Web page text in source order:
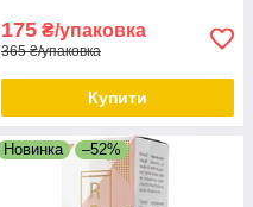
175 ₴/упаковка
365 ₴/упаковка
Купити
Новинка –52%